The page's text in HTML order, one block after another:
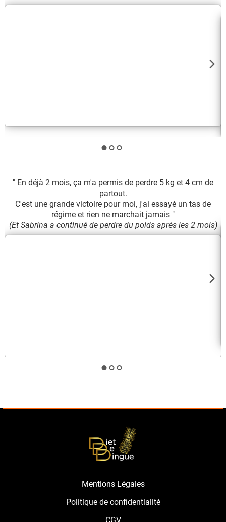
" En déjà 2 mois, ça m'a permis de perdre 5 kg et 4 cm de
partout.
C'est une grande victoire pour moi, j'ai essayé un tas de
régime et rien ne marchait jamais "
(Et Sabrina a continué de perdre du poids après les 2 mois)
Mentions Légales
Politique de confidentialité